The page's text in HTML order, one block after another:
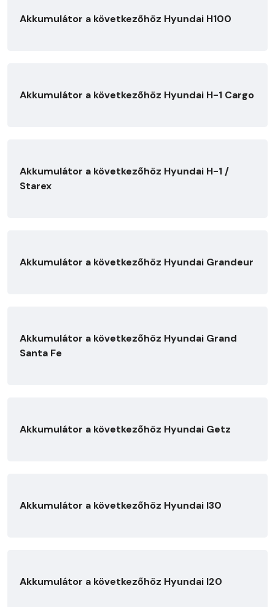
Akkumulátor a következőhöz Hyundai H100
Akkumulátor a következőhöz Hyundai H-1 Cargo
Akkumulátor a következőhöz Hyundai H-1 /
Starex
Akkumulátor a következőhöz Hyundai Grandeur
Akkumulátor a következőhöz Hyundai Grand
Santa Fe
Akkumulátor a következőhöz Hyundai Getz
Akkumulátor a következőhöz Hyundai I30
Akkumulátor a következőhöz Hyundai I20